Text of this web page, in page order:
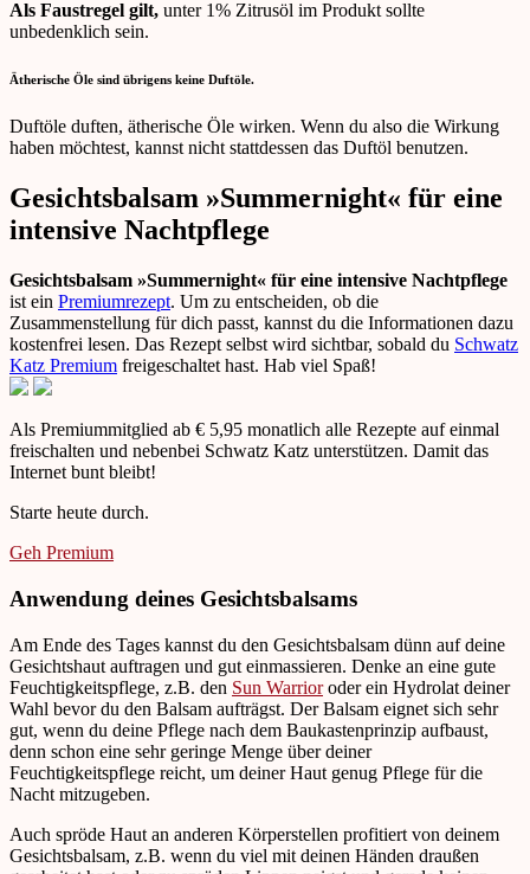
Als Faustregel gilt, unter 1% Zitrusöl im Produkt sollte
unbedenklich sein.
Ätherische Öle sind übrigens keine Duftöle.
Duftöle duften, ätherische Öle wirken. Wenn du also die Wirkung
haben möchtest, kannst nicht stattdessen das Duftöl benutzen.
Gesichtsbalsam »Summernight« für eine
intensive Nachtpflege
Gesichtsbalsam »Summernight« für eine intensive Nachtpflege
ist ein Premiumrezept. Um zu entscheiden, ob die
Zusammenstellung für dich passt, kannst du die Informationen dazu
kostenfrei lesen. Das Rezept selbst wird sichtbar, sobald du Schwatz
Katz Premium freigeschaltet hast. Hab viel Spaß!
Als Premiummitglied ab € 5,95 monatlich alle Rezepte auf einmal
freischalten und nebenbei Schwatz Katz unterstützen. Damit das
Internet bunt bleibt!
Starte heute durch.
Geh Premium
Anwendung deines Gesichtsbalsams
Am Ende des Tages kannst du den Gesichtsbalsam dünn auf deine
Gesichtshaut auftragen und gut einmassieren. Denke an eine gute
Feuchtigkeitspflege, z.B. den Sun Warrioroder ein Hydrolat deiner
Wahl bevor du den Balsam aufträgst. Der Balsam eignet sich sehr
gut, wenn du deine Pflege nach dem Baukastenprinzip aufbaust,
denn schon eine sehr geringe Menge über deiner
Feuchtigkeitspflege reicht, um deiner Haut genug Pflege für die
Nacht mitzugeben.
Auch spröde Haut an anderen Körperstellen profitiert von deinem
Gesichtsbalsam, z.B. wenn du viel mit deinen Händen draußen